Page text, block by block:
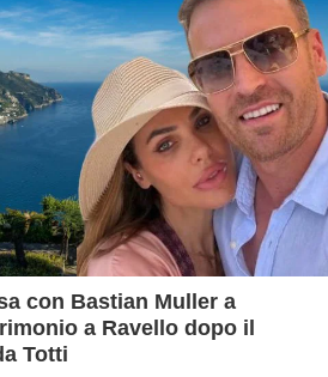
con Bastian Muller a
a Ravello dopo il
Totti